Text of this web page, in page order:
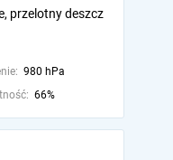
przelotny deszcz
980 hPa
66%